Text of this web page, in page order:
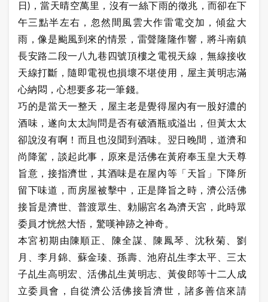
日)，當天晴空萬里，沒有一絲下雨的徵兆，而卻在下
午三點半左右，忽然間風雲大作雷電交加，傾盆大
雨，像是颱風到來的情景，雷聲隆隆作響，將斗南鎮
長安路二段一八九巷四號頂樓之電視天線，無線接收
天線打斷，隨即電視也損壞不堪使用，屋主黃明志滿
心納悶，心想要多花一筆錢。
巧的是當天一整天，屋主老是覺得屋內有一股好濃的
酒味，遂向太太詢問是否有破酒瓶或溢出，但黃太太
卻說沒有啊！而且也沒聞到酒味。翌日晚間，道濟和
尚降駕，談起此事，原來是活佛在黃府奉玉皇大天尊
旨意，接指濟世，其酒味是在屋內等「天旨」下降所
留下味道，而房屋被擊中，正是降旨之時，濟公活佛
接旨是濟世、普渡眾生、勅賜宮名為濟天宮，此時眾
委員才恍然大悟，驚嘆神跡之神奇。
本宮初期由陳順正、陳全謀、陳鳳琴、沈秋菊、劉
月、李月錦、蘇金瑧、孫壽、池府乩生李太平、三太
子乩生高明宏、活佛乩生黃明志、黃俊郎等十二人成
立委員會，自從濟公活佛接旨濟世，諸多善信來請